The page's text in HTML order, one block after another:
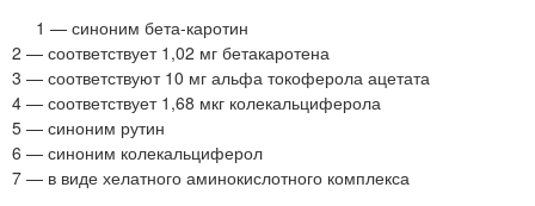
1 — синоним бета-каротин
2 — соответствует 1,02 мг бетакаротена
3 — соответствуют 10 мг альфа токоферола ацетата
4 — соответствует 1,68 мкг колекальциферола
5 — синоним рутин
6 — синоним колекальциферол
7 — в виде хелатного аминокислотного комплекса